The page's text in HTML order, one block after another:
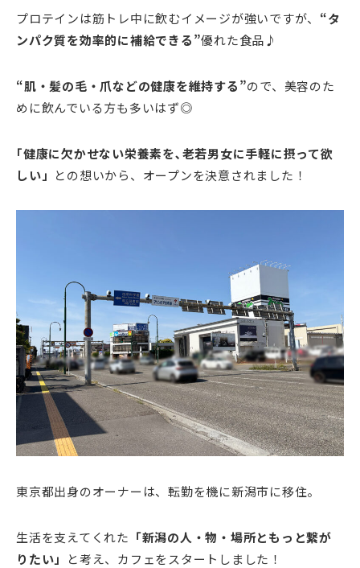
プロテインは筋トレ中に飲むイメージが強いですが、 “タ
ンパク質を効率的に補給できる”優れた食品♪
“肌・髪の毛・爪などの健康を維持する”ので、美容のた
めに飲んでいる方も多いはず◎
｢健康に欠かせない栄養素を､老若男女に手軽に摂って欲
しい」 との想いから、オープンを決意されました！
東京都出身のオーナーは、転勤を機に新潟市に移住。
生活を支えてくれた 「新潟の人・物・場所ともっと繋が
りたい」
と考え、カフェをスタートしました！